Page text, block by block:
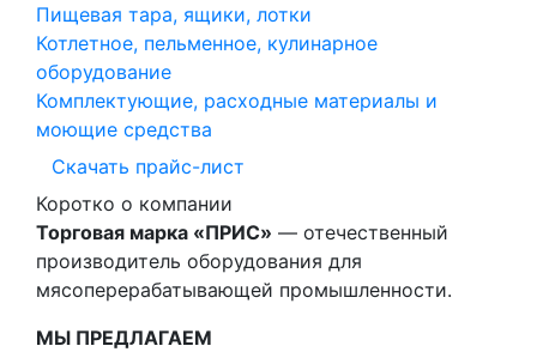
Пищевая тара, ящики, лотки
Котлетное, пельменное, кулинарное
оборудование
Комплектующие, расходные материалы и
моющие средства
Скачать прайс-лист
Коротко о компании
Торговая марка «ПРИС» — отечественный
производитель оборудования для
мясоперерабатывающей промышленности.
МЫ ПРЕДЛАГАЕМ